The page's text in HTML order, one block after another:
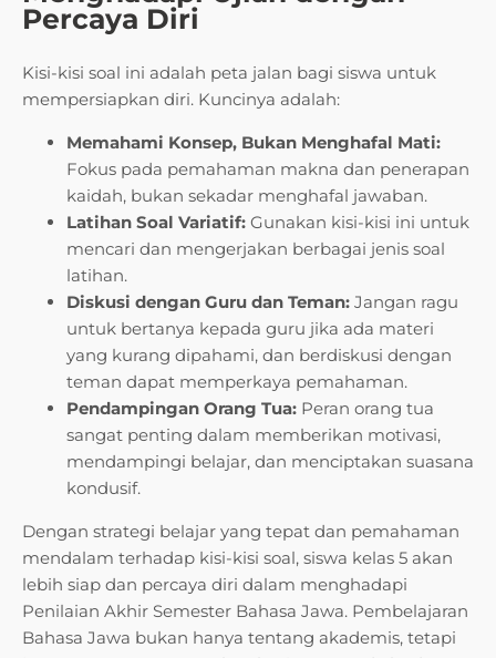
Percaya Diri
Kisi-kisi soal ini adalah peta jalan bagi siswa untuk
mempersiapkan diri. Kuncinya adalah:
Memahami Konsep, Bukan Menghafal Mati:
Fokus pada pemahaman makna dan penerapan
kaidah, bukan sekadar menghafal jawaban.
Latihan Soal Variatif: Gunakan kisi-kisi ini untuk
mencari dan mengerjakan berbagai jenis soal
latihan.
Diskusi dengan Guru dan Teman: Jangan ragu
untuk bertanya kepada guru jika ada materi
yang kurang dipahami, dan berdiskusi dengan
teman dapat memperkaya pemahaman.
Pendampingan Orang Tua: Peran orang tua
sangat penting dalam memberikan motivasi,
mendampingi belajar, dan menciptakan suasana
kondusif.
Dengan strategi belajar yang tepat dan pemahaman
mendalam terhadap kisi-kisi soal, siswa kelas 5 akan
lebih siap dan percaya diri dalam menghadapi
Penilaian Akhir Semester Bahasa Jawa. Pembelajaran
Bahasa Jawa bukan hanya tentang akademis, tetapi